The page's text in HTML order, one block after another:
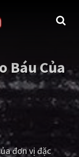
Hình sự
Báu Của
đơn vị đặc